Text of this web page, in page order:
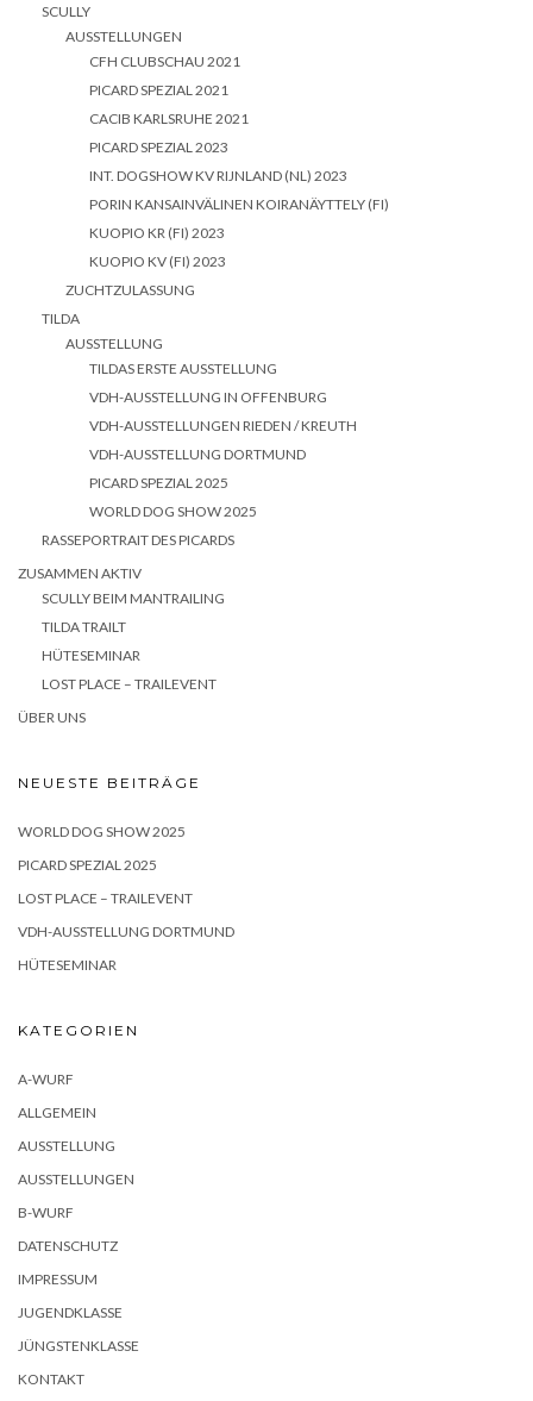
SCULLY
AUSSTELLUNGEN
CFH CLUBSCHAU 2021
PICARD SPEZIAL 2021
CACIB KARLSRUHE 2021
PICARD SPEZIAL 2023
INT. DOGSHOW KV RIJNLAND (NL) 2023
PORIN KANSAINVÄLINEN KOIRANÄYTTELY (FI)
KUOPIO KR (FI) 2023
KUOPIO KV (FI) 2023
ZUCHTZULASSUNG
TILDA
AUSSTELLUNG
TILDAS ERSTE AUSSTELLUNG
VDH-AUSSTELLUNG IN OFFENBURG
VDH-AUSSTELLUNGEN RIEDEN / KREUTH
VDH-AUSSTELLUNG DORTMUND
PICARD SPEZIAL 2025
WORLD DOG SHOW 2025
RASSEPORTRAIT DES PICARDS
ZUSAMMEN AKTIV
SCULLY BEIM MANTRAILING
TILDA TRAILT
HÜTESEMINAR
LOST PLACE – TRAILEVENT
ÜBER UNS
NEUESTE BEITRÄGE
WORLD DOG SHOW 2025
PICARD SPEZIAL 2025
LOST PLACE – TRAILEVENT
VDH-AUSSTELLUNG DORTMUND
HÜTESEMINAR
KATEGORIEN
A-WURF
ALLGEMEIN
AUSSTELLUNG
AUSSTELLUNGEN
B-WURF
DATENSCHUTZ
IMPRESSUM
JUGENDKLASSE
JÜNGSTENKLASSE
KONTAKT